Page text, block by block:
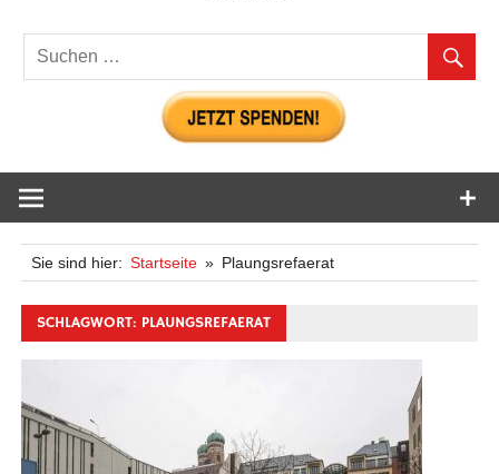
Sie sind hier: Startseite Plaungsrefaerat
SCHLAGWORT: PLAUNGSREFAERAT